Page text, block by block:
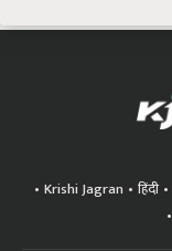
Krishi Jagran हिंदी